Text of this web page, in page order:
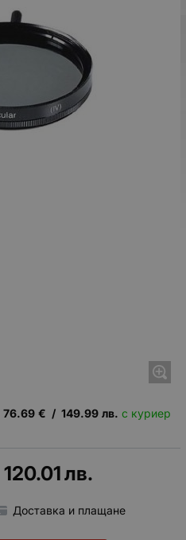
76.69 € / 149.99 лв. с куриер
120.01лв.
Доставка и плащане